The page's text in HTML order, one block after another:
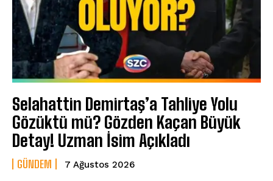
Selahattin Demirtaş’a Tahliye Yolu
Gözüktü mü? Gözden Kaçan Büyük
Detay! Uzman İsim Açıkladı
GÜNDEM 7 Ağustos 2026